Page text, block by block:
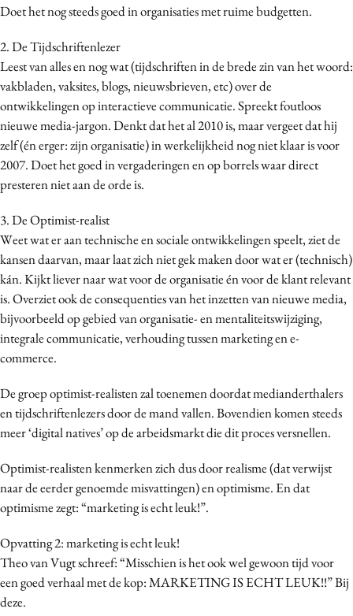
Doet het nog steeds goed in organisaties met ruime budgetten.
2. De Tijdschriftenlezer
Leest van alles en nog wat (tijdschriften in de brede zin van het woord:
vakbladen, vaksites, blogs, nieuwsbrieven, etc) over de
ontwikkelingen op interactieve communicatie. Spreekt foutloos
nieuwe media-jargon. Denkt dat het al 2010 is, maar vergeet dat hij
zelf (én erger: zijn organisatie) in werkelijkheid nog niet klaar is voor
2007. Doet het goed in vergaderingen en op borrels waar direct
presteren niet aan de orde is.
3. De Optimist-realist
Weet wat er aan technische en sociale ontwikkelingen speelt, ziet de
kansen daarvan, maar laat zich niet gek maken door wat er (technisch)
kán. Kijkt liever naar wat voor de organisatie én voor de klant relevant
is. Overziet ook de consequenties van het inzetten van nieuwe media,
bijvoorbeeld op gebied van organisatie- en mentaliteitswijziging,
integrale communicatie, verhouding tussen marketing en e-
commerce.
De groep optimist-realisten zal toenemen doordat medianderthalers
en tijdschriftenlezers door de mand vallen. Bovendien komen steeds
meer ‘digital natives’ op de arbeidsmarkt die dit proces versnellen.
Optimist-realisten kenmerken zich dus door realisme (dat verwijst
naar de eerder genoemde misvattingen) en optimisme. En dat
optimisme zegt: “marketing is echt leuk!”.
Opvatting 2: marketing is echt leuk!
Theo van Vugt schreef: “Misschien is het ook wel gewoon tijd voor
een goed verhaal met de kop: MARKETING IS ECHT LEUK!!” Bij
deze.